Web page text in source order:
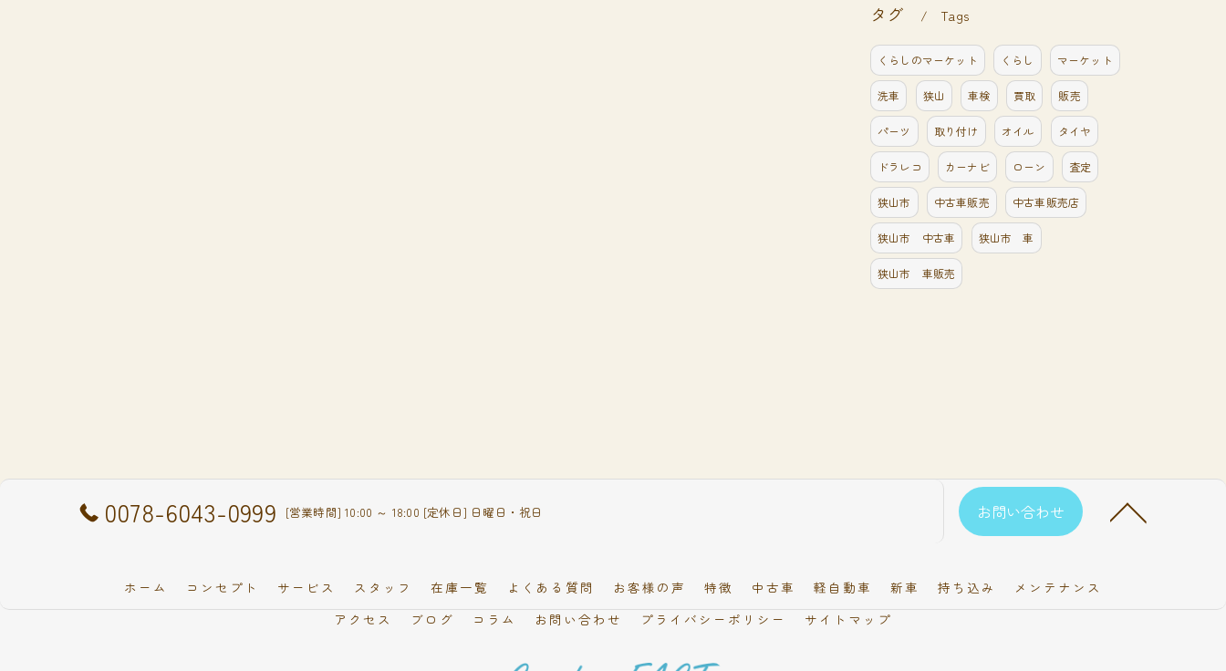
タグ Tags
くらしのマーケット くらし マーケット
洗車 狭山 車検 買取 販売
パーツ 取り付け オイル タイヤ
ドラレコ カーナビ ローン 査定
狭山市 中古車販売 中古車販売店
狭山市 中古車 狭山市 車
狭山市 車販売
0078-6043-0999 [営業時間] 10:00 ～ 18:00 [定休日] 日曜日・祝日 お問い合わせ
ホーム コンセプト サービス スタッフ 在庫一覧 よくある質問 お客様の声 特徴 中古車 軽自動車 新車 持ち込み
メンテナンス
アクセス
ブログ コラム お問い合わせ プライバシーポリシー サイトマップ